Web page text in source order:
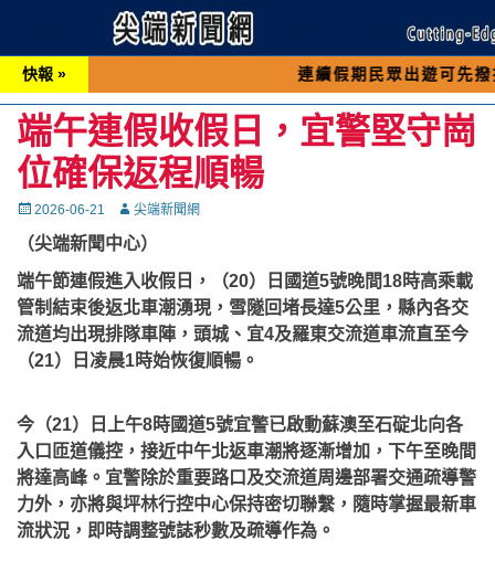
快報 » 連續假期民眾出遊可先撥打交通 「
端午連假收假日，宜警堅守崗
位確保返程順暢
Posted
2026-06-21 Autor尖端新聞網
（尖端新聞中心）
端午節連假進入收假日，（20）日國道5號晚間18時高乘載
管制結束後返北車潮湧現，雪隧回堵長達5公里，縣內各交
流道均出現排隊車陣，頭城、宜4及羅東交流道車流直至今
（21）日凌晨1時始恢復順暢。
今（21）日上午8時國道5號宜警已啟動蘇澳至石碇北向各
入口匝道儀控，接近中午北返車潮將逐漸增加，下午至晚間
將達高峰。宜警除於重要路口及交流道周邊部署交通疏導警
力外，亦將與坪林行控中心保持密切聯繫，隨時掌握最新車
流狀況，即時調整號誌秒數及疏導作為。